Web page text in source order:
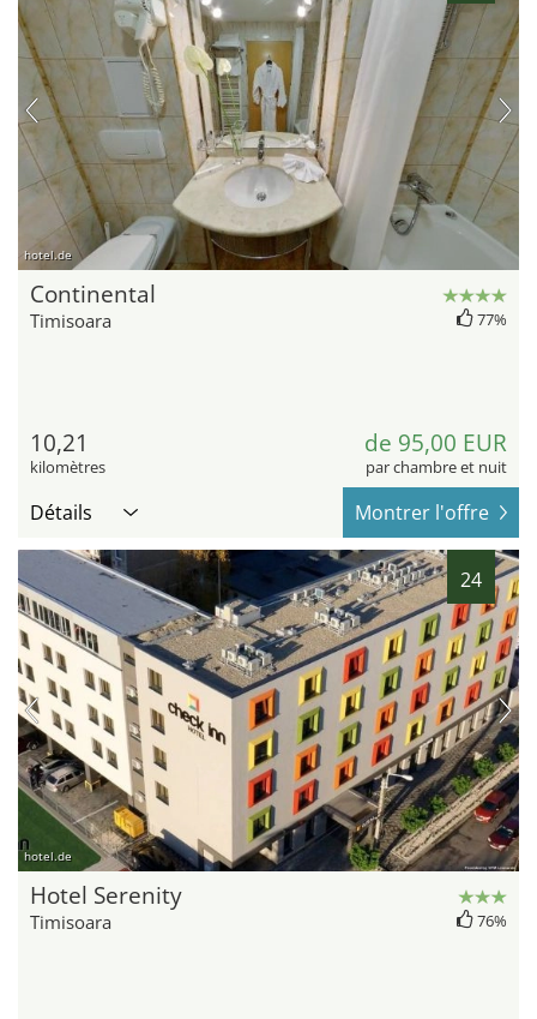
hotel.de
Continental
Timisoara 77%
10,21
kilomètres
de 95,00 EUR
par chambre et nuit
Détails Montrer l'offre
24
hotel.de
Hotel Serenity
Timisoara 76%